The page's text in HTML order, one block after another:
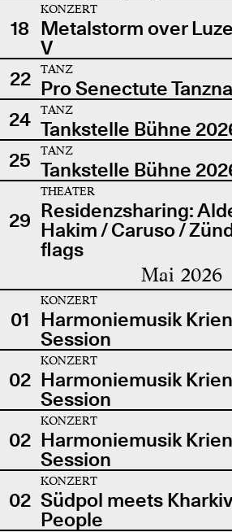
18
KONZERT
Metalstorm over
V
22
TANZ
Pro Senectute
24
TANZ
Tankstelle Bühne
25
TANZ
Tankstelle Bühne
29
THEATER
Residenzsharing:
Hakim / Caruso /
flags
Mai 2026
01
KONZERT
Harmoniemusik
Session
02
KONZERT
Harmoniemusik
Session
02
KONZERT
Harmoniemusik
Session
02
KONZERT
Südpol meets
People